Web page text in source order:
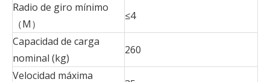
Radio de giro mínimo
（M）
≤4
Capacidad de carga
nominal (kg)
260
Velocidad máxima